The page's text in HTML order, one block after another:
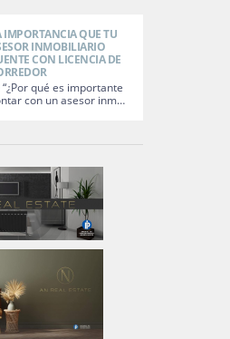
IMPORTANCIA QUE TU
INMOBILIARIO
CON LICENCIA DE
“¿Por qué es importante
con un asesor inm…